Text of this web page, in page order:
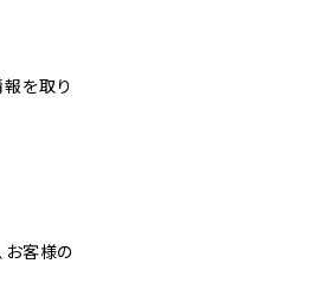
を取り
お客様の